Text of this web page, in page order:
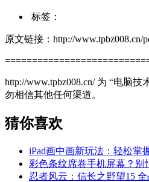
标签：
原文链接：http://www.tpbz008.cn/
http://www.tpbz008.cn/ 为 “电脑
勿相信其他任何渠道。
猜你喜欢
iPad画中画新玩法：轻松掌
彩色条纹席卷手机屏幕？别
忍者风云：信长之野望15